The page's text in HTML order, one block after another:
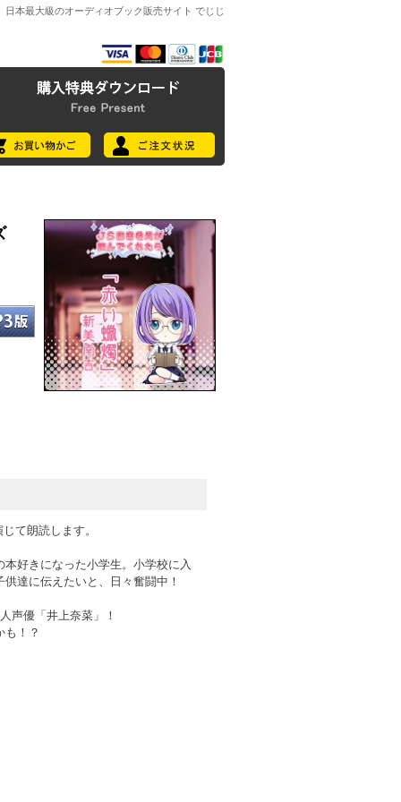
日本最大級のオーディオブック販売サイト でじじ
て朗読します。
好きになった小学生。小学校に入
達に伝えたいと、日々奮闘中！
声優「井上奈菜」！
も！？